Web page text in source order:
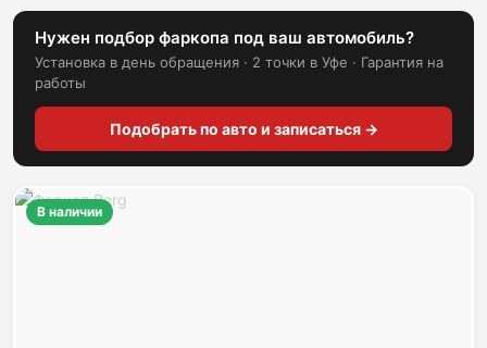
Нужен подбор фаркопа под ваш автомобиль?
Установка в день обращения · 2 точки в Уфе · Гарантия на
работы
Подобрать по авто и записаться →
В наличии